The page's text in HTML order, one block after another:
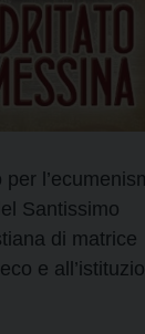
Santissimo
di matrice
e